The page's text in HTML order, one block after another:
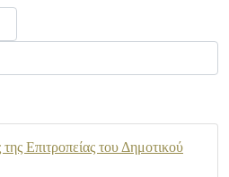
Επιτροπείας του Δημοτικού